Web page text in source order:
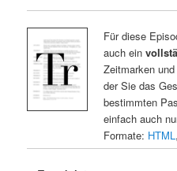
Für diese
auch ein
Zeitmarken
der Sie das
bestimmten
einfach auch
Formate: HTML ,